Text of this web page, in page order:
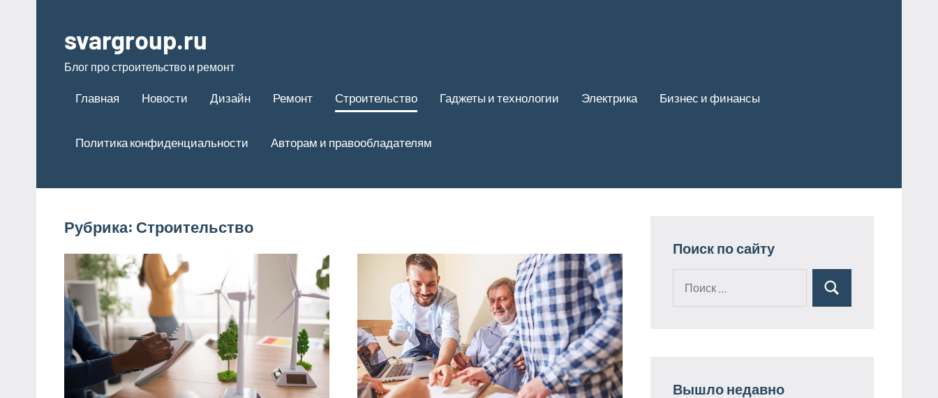
содержимому
svargroup.ru
Блог про строительство и ремонт
Главная Новости Дизайн Ремонт Строительство Гаджеты и технологии Электрика Бизнес и финансы
Политика конфиденциальности Авторам и правообладателям
Рубрика: Строительство
Поиск по сайту
Поиск
Вышло недавно